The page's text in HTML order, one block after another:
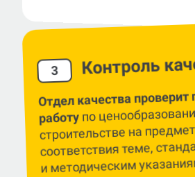
3 Контроль
Отдел качества
работупо
строительстве на предмет
соответствия теме,
и методическим